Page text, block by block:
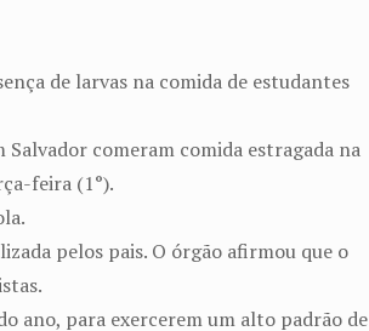
de larvas na comida de estudantes
comeram comida estragada na
feira (1°).
pelos pais. O órgão afirmou que o
ano, para exercerem um alto padrão de